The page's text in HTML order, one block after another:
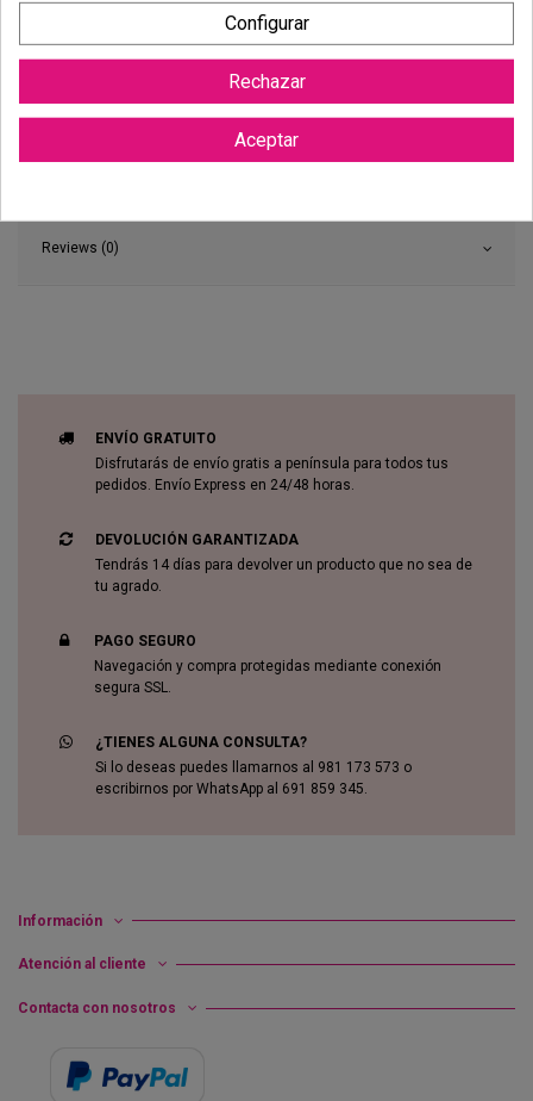
Reviews (0)
ENVÍO GRATUITO
Disfrutarás de envío gratis a península para todos tus
pedidos. Envío Express en 24/48 horas.
DEVOLUCIÓN GARANTIZADA
Tendrás 14 días para devolver un producto que no sea de
tu agrado.
PAGO SEGURO
Navegación y compra protegidas mediante conexión
segura SSL.
¿TIENES ALGUNA CONSULTA?
Si lo deseas puedes llamarnos al 981 173 573 o
escribirnos por WhatsApp al 691 859 345.
Información
Atención al cliente
Contacta con nosotros
Configurar
Rechazar
Aceptar